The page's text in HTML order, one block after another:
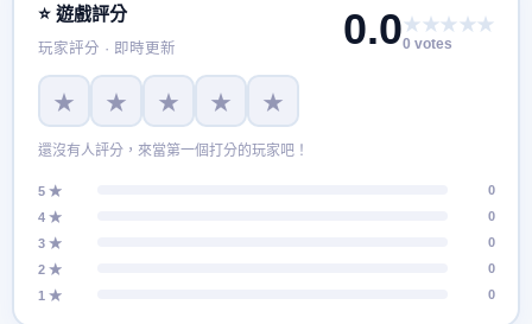
⭐ 遊戲評分
玩家評分 · 即時更新 0.0★★★★★
0 votes
★ ★ ★ ★ ★
還沒有人評分，來當第一個打分的玩家吧！
5 ★
0
4 ★
0
3 ★
0
2 ★
0
1 ★
0